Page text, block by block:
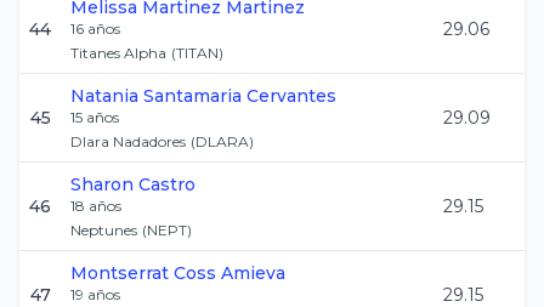
44
Melissa Martinez Martinez
16 años
Titanes Alpha (TITAN)
29.06
45
Natania Santamaria Cervantes
15 años
Dlara Nadadores (DLARA)
29.09
46
Sharon Castro
18 años
Neptunes (NEPT)
29.15
47
Montserrat Coss Amieva
19 años
29.15